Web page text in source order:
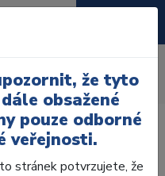
Chirurgie
že tyto
obsažené
pouze odborné
veřejnosti.
stránek potvrzujete, že